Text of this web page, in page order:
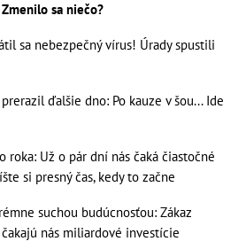
sa niečo?
sa nebezpečný vírus! Úrady spustili
ďalšie dno: Po kauze v šou... Ide
roka: Už o pár dní nás čaká čiastočné
si presný čas, kedy to začne
suchou budúcnosťou: Zákaz
nás miliardové investície